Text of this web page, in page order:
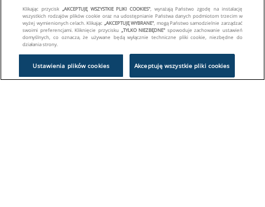
Klikając przycisk „AKCEPTUJĘ WSZYSTKIE PLIKI COOKIES" , wyrażają Państwo zgodę na instalację
wszystkich rodzajów plików cookie oraz na udostępnianie Państwa danych podmiotom trzecim w
wyżej wymienionych celach. Klikając „AKCEPTUJĘ WYBRANE" , mogą Państwo samodzielnie zarządzać
swoimi preferencjami. Kliknięcie przycisku „TYLKO NIEZBĘDNE" spowoduje zachowanie ustawień
domyślnych, co oznacza, że używane będą wyłącznie techniczne pliki cookie, niezbędne do
działania strony.
Ustawienia plików cookies Akceptuję wszystkie pliki cookies